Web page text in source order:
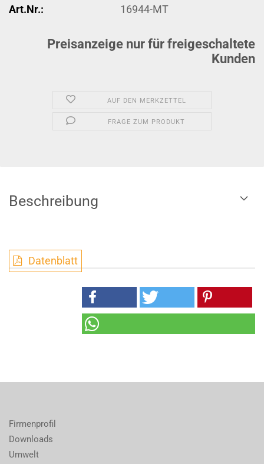
Art.Nr.: 16944-MT
Preisanzeige nur für freigeschaltete
Kunden
AUF DEN MERKZETTEL
FRAGE ZUM PRODUKT
Beschreibung
Datenblatt
Firmenprofil
Downloads
Umwelt